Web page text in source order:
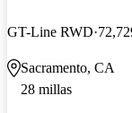
GT-Line RWD
Sacramento, CA
28 millas